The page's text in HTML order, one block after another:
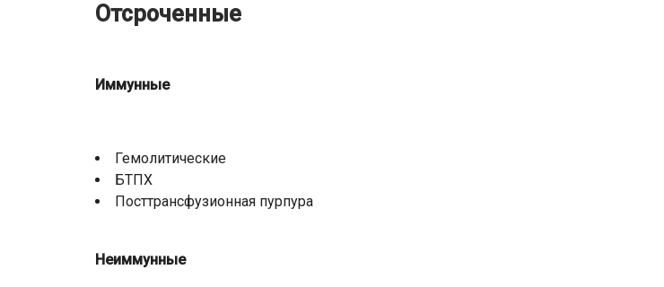
Отсроченные
Иммунные
Гемолитические
БТПХ
Посттрансфузионная пурпура
Неиммунные